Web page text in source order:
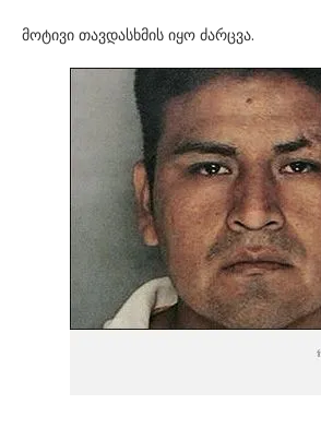
მოტივი თავდასხმის იყო ძარცვა.